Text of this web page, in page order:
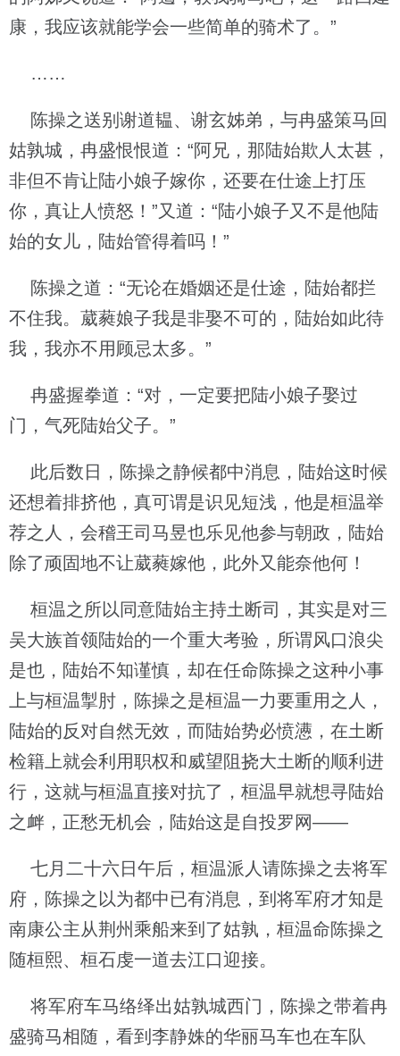
康，我应该就能学会一些简单的骑术了。”
……
陈操之送别谢道韫、谢玄姊弟，与冉盛策马回
姑孰城，冉盛恨恨道：“阿兄，那陆始欺人太甚，
非但不肯让陆小娘子嫁你，还要在仕途上打压
你，真让人愤怒！”又道：“陆小娘子又不是他陆
始的女儿，陆始管得着吗！”
陈操之道：“无论在婚姻还是仕途，陆始都拦
不住我。葳蕤娘子我是非娶不可的，陆始如此待
我，我亦不用顾忌太多。”
冉盛握拳道：“对，一定要把陆小娘子娶过
门，气死陆始父子。”
此后数日，陈操之静候都中消息，陆始这时候
还想着排挤他，真可谓是识见短浅，他是桓温举
荐之人，会稽王司马昱也乐见他参与朝政，陆始
除了顽固地不让葳蕤嫁他，此外又能奈他何！
桓温之所以同意陆始主持土断司，其实是对三
吴大族首领陆始的一个重大考验，所谓风口浪尖
是也，陆始不知谨慎，却在任命陈操之这种小事
上与桓温掣肘，陈操之是桓温一力要重用之人，
陆始的反对自然无效，而陆始势必愤懑，在土断
检籍上就会利用职权和威望阻挠大土断的顺利进
行，这就与桓温直接对抗了，桓温早就想寻陆始
之衅，正愁无机会，陆始这是自投罗网——
七月二十六日午后，桓温派人请陈操之去将军
府，陈操之以为都中已有消息，到将军府才知是
南康公主从荆州乘船来到了姑孰，桓温命陈操之
随桓熙、桓石虔一道去江口迎接。
将军府车马络绎出姑孰城西门，陈操之带着冉
盛骑马相随，看到李静姝的华丽马车也在车队